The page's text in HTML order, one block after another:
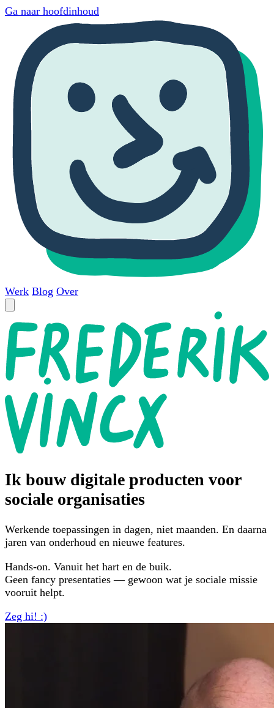
Ga naar hoofdinhoud
Werk Blog Over
Ik bouw digitale producten voor
sociale organisaties
Werkende toepassingen in dagen, niet maanden. En daarna
jaren van onderhoud en nieuwe features.
Hands-on. Vanuit het hart en de buik.
Geen fancy presentaties — gewoon wat je sociale missie
vooruit helpt.
Zeg hi! :)